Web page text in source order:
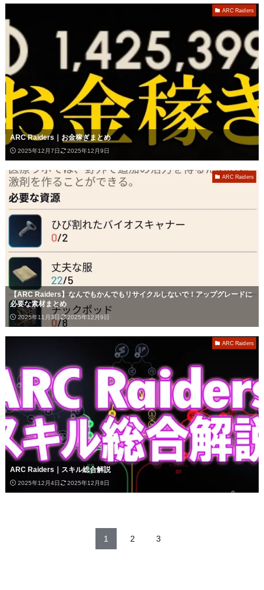
ARC Raiders
ARC Raiders｜お金稼ぎまとめ
2025年12月7日 2025年12月9日
ARC Raiders
【ARC Raiders】なんでもかんでもリサイクルしないで！アップグレードに
必要な素材まとめ
2025年11月3日 2025年12月9日
ARC Raiders
ARC Raiders｜スキル総合解説
2025年12月4日 2025年12月8日
1 2 3